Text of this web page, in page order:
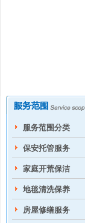
服务范围分类
保安托管服务
家庭开荒保洁
地毯清洗保养
房屋修缮服务